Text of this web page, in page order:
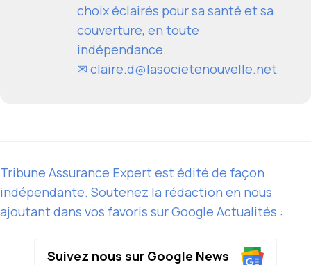
choix éclairés pour sa santé et sa
couverture, en toute
indépendance.
✉ claire.d@lasocietenouvelle.net
Tribune Assurance Expert est édité de façon
indépendante. Soutenez la rédaction en nous
ajoutant dans vos favoris sur Google Actualités :
Suivez nous sur Google News